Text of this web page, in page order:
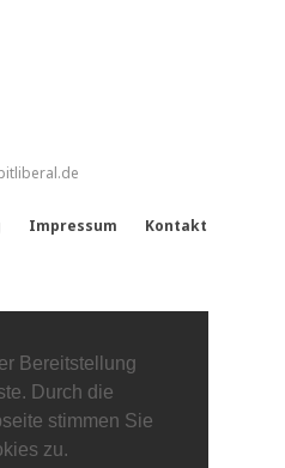
Bereitstellung
Durch die
stimmen Sie
zu.
Impressum Kontakt